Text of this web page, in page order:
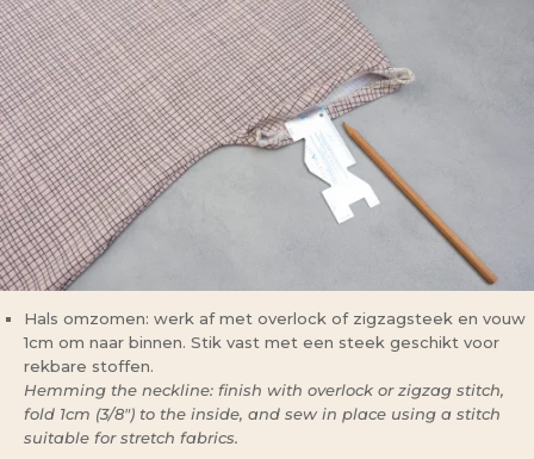
Hals omzomen: werk af met overlock of zigzagsteek en vouw
1cm om naar binnen. Stik vast met een steek geschikt voor
rekbare stoffen.
Hemming the neckline: finish with overlock or zigzag stitch,
fold 1cm (3/8″) to the inside, and sew in place using a stitch
suitable for stretch fabrics.